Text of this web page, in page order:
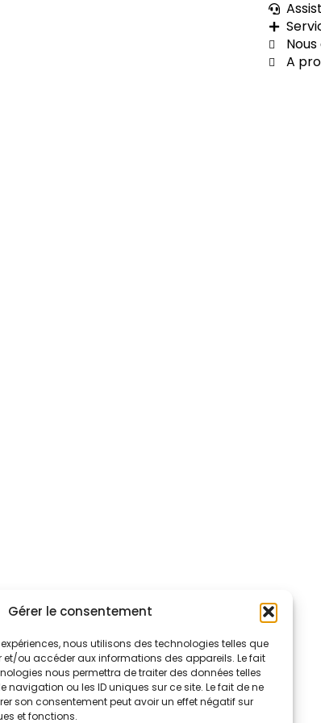
Gérer le consentement
nous utilisons des technologies telles que
et/ou accéder aux informations des appareils. Le fait
nous permettra de traiter des données telles
navigation ou les ID uniques sur ce site. Le fait de ne
son consentement peut avoir un effet négatif sur
et fonctions.
A